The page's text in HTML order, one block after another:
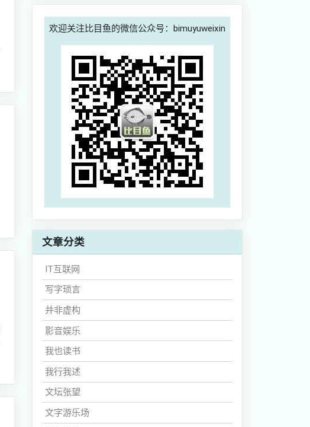
欢迎关注比目鱼的微信公众号：bimuyuweixin
文章分类
IT互联网
写字琐言
并非虚构
影音娱乐
我也读书
我行我述
文坛张望
文字游乐场